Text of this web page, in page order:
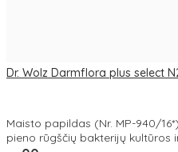
Dr. Wolz Darmflora plus select
Maisto papildas (Nr. MP-940/
pieno rūgščių bakterijų kultūros